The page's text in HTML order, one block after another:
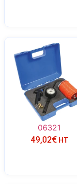
06321
49,02€ HT